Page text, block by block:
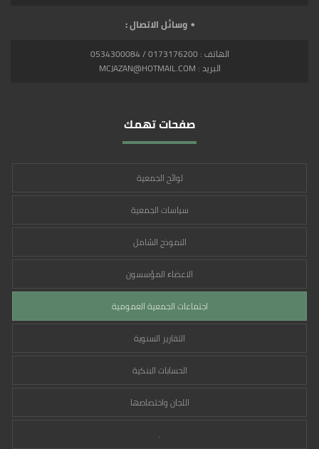
وسائل الاتصال :
الهاتف : 0173176200 / 0534300084
البريد : MCJAZAN@HOTMAIL.COM
صفحات تهمك
لوائح الجمعية
سياسات الجمعية
النموذج الشامل
الاعضاء المؤسسون
اجتماعات الجمعية العمومية
التقارير السنوية
الحسابات البنكية
اللجان واختصاصها
.